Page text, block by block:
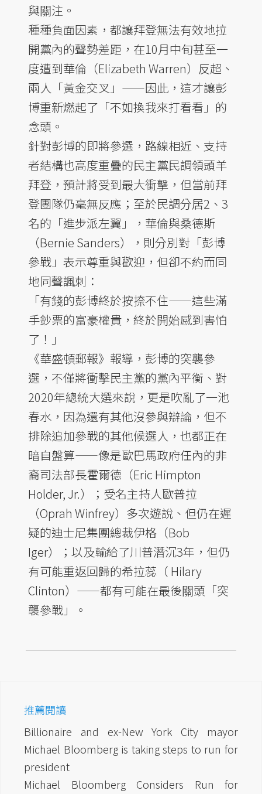
與關注。
種種負面因素，都讓拜登無法有效地拉
開黨內的聲勢差距，在10月中旬甚至一
度遭到華倫（Elizabeth Warren）反超、
兩人「黃金交叉」——因此，這才讓彭
博重新燃起了「不如換我來打看看」的
念頭。
針對彭博的即將參選，路線相近、支持
者結構也高度重疊的民主黨民調領頭羊
拜登，預計將受到最大衝擊，但當前拜
登團隊仍毫無反應；至於民調分居2、3
名的「進步派左翼」，華倫與桑德斯
（Bernie Sanders），則分別對「彭博
參戰」表示尊重與歡迎，但卻不約而同
地同聲諷刺：
「有錢的彭博終於按捺不住——這些滿
手鈔票的富豪權貴，終於開始感到害怕
了！」
《華盛頓郵報》報導，彭博的突襲參
選，不僅將衝擊民主黨的黨內平衡、對
2020年總統大選來說，更是吹亂了一池
春水，因為還有其他沒參與辯論，但不
排除追加參戰的其他候選人，也都正在
暗自盤算——像是歐巴馬政府任內的非
裔司法部長霍爾德（Eric Himpton
Holder, Jr.）；受名主持人歐普拉
（Oprah Winfrey）多次遊說、但仍在遲
疑的迪士尼集團總裁伊格（Bob
Iger）；以及輸給了川普潛沉3年，但仍
有可能重返回歸的希拉蕊（ Hilary
Clinton）——都有可能在最後關頭「突
襲參戰」。
推薦閱讀
Billionaire and ex-New York City mayor
Michael Bloomberg is taking steps to run for
president
Michael Bloomberg Considers Run for